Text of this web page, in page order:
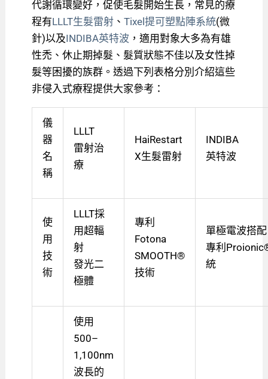
代謝循環變好，促使毛髮開始生長，常見的療
程有LLLT生髮雷射 、Tixel提可塑點陣系統(微
針)以及INDIBA英特波 ，適用對象大多為有雄
性禿、休止期掉髮、髮質狀態不佳以及女性掉
髮等困擾的族群。透過下列表格分別介紹這些
非侵入式療程提供大家參考：
儀
器
名
稱
LLLT
雷射治
療
HaiRestart
X生髮雷射
INDIBA
英特波
使
用
技
術
LLLT採
用超輻
射
發光二
極體
專利
Fotona
SMOOTH®
技術
單極電波搭配
專利
統
使用
500–
1,100nm
波長的